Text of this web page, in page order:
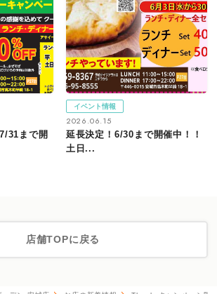
31まで開
イベント情報
2026.06.15
延長決定！6/30まで開催中！！
土日...
店舗TOPに戻る